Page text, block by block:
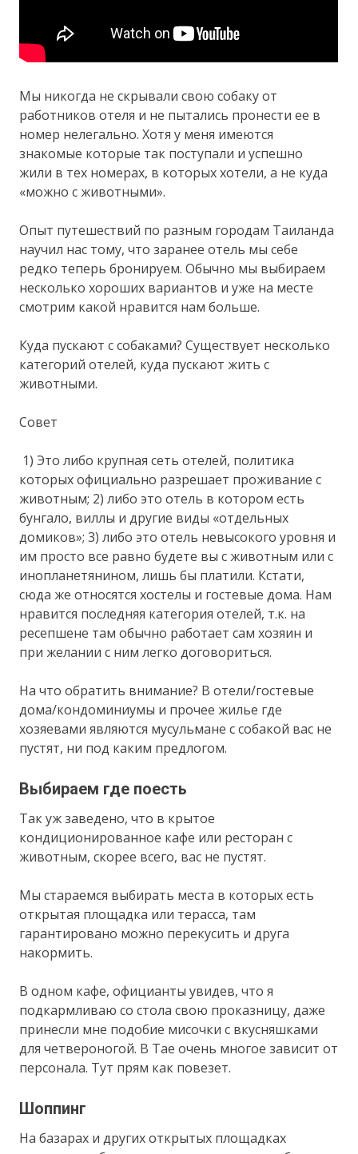
Мы никогда не скрывали свою собаку от
работников отеля и не пытались пронести ее в
номер нелегально. Хотя у меня имеются
знакомые которые так поступали и успешно
жили в тех номерах, в которых хотели, а не куда
«можно с животными».
Опыт путешествий по разным городам Таиланда
научил нас тому, что заранее отель мы себе
редко теперь бронируем. Обычно мы выбираем
несколько хороших вариантов и уже на месте
смотрим какой нравится нам больше.
Куда пускают с собаками? Существует несколько
категорий отелей, куда пускают жить с
животными.
Совет
1) Это либо крупная сеть отелей, политика
которых официально разрешает проживание с
животным; 2) либо это отель в котором есть
бунгало, виллы и другие виды «отдельных
домиков»; 3) либо это отель невысокого уровня и
им просто все равно будете вы с животным или с
инопланетянином, лишь бы платили. Кстати,
сюда же относятся хостелы и гостевые дома. Нам
нравится последняя категория отелей, т.к. на
ресепшене там обычно работает сам хозяин и
при желании с ним легко договориться.
На что обратить внимание? В отели/гостевые
дома/кондоминиумы и прочее жилье где
хозяевами являются мусульмане с собакой вас не
пустят, ни под каким предлогом.
Выбираем где поесть
Так уж заведено, что в крытое
кондиционированное кафе или ресторан с
животным, скорее всего, вас не пустят.
Мы стараемся выбирать места в которых есть
открытая площадка или терасса, там
гарантировано можно перекусить и друга
накормить.
В одном кафе, официанты увидев, что я
подкармливаю со стола свою проказницу, даже
принесли мне подобие мисочки с вкусняшками
для четвероногой. В Тае очень многое зависит от
персонала. Тут прям как повезет.
Шоппинг
На базарах и других открытых площадках